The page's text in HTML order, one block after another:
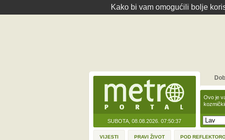
Kako bi vam omogućili bolje
SUBOTA, 08.08.2026. 07:50:37
Ovo je
VIJESTI PRAVI ŽIVOT POD